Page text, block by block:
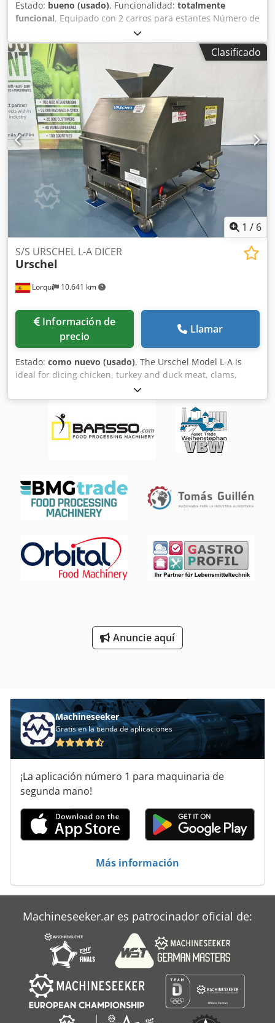
se realiza previa consulta. Salvo errores u omisiones.
¿Tiene alguna pregunta, desea recibir asesoramiento o le
gustaría ver algo en persona? Puede contactarnos por
teléfono durante nuestro horario de atención: De lunes a
viernes de 09:00 a 13:00 y de 14:00 a 17:00. La venta se
realiza exclusivamente según nuestras condiciones
generales de venta (CGV).
Estado: bueno (usado), Funcionalidad: totalmente
funcional, Equipado con 2 carros para estantes Número de
producto: 0029149 Marca: Rational Modelo: CMP 201
Categoría del producto: Hornos combinados de vapor
Longitud: 880 mm Cjdpfx Aqsyv Aqksperf Ancho: 880 mm
Altura: 1820 mm Valor de conexión (V): 400 Potencia (W):
37000
Clasificado
1 / 6
Lorquí 10.641 km
S/S URSCHEL L-A DICER
Urschel
Información de
precio
Llamar
Estado: como nuevo (usado), The Urschel Model L-A is
ideal for dicing chicken, turkey and duck meat, clams,
lobster, shrimp, oysters, crab, celery, fresh or brined
peppers, mushrooms and citrus peels, cherries, citron,
dried plums, candied fruit, apples, parsley. Crjdpfxjyufl Hs
Aqpof • Maximum inlet thickness or diameter should not
exceed 1/2' (12.7 mm). • Provides continuous operation for
uninterrupted production. • Equipped with stainless steel
and product.
Anuncie aquí
Machineseeker
Gratis en la tienda de aplicaciones
¡La aplicación número 1 para maquinaria de
segunda mano!
Más información
Machineseeker.ar es patrocinador oficial de: